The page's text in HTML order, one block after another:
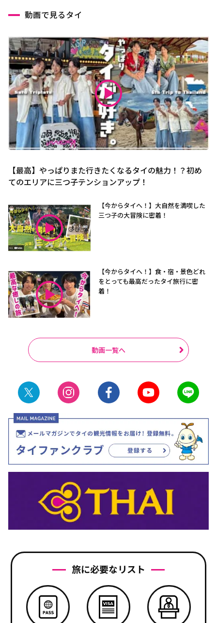
動画で見るタイ
【最高】やっぱりまた行きたくなるタイの魅力！？初め
てのエリアに三つ子テンションアップ！
【今からタイへ！】大自然を満喫した
三つ子の大冒険に密着！
【今からタイへ！】食・宿・景色どれ
をとっても最高だったタイ旅行に密
着！
動画一覧へ
旅に必要なリスト